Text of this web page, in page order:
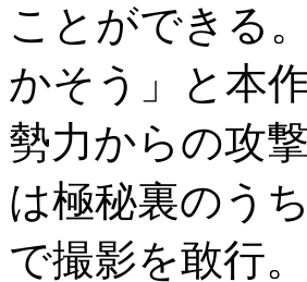
ことができる
かそう」と本
勢力からの攻
は極秘裏のう
で撮影を敢行